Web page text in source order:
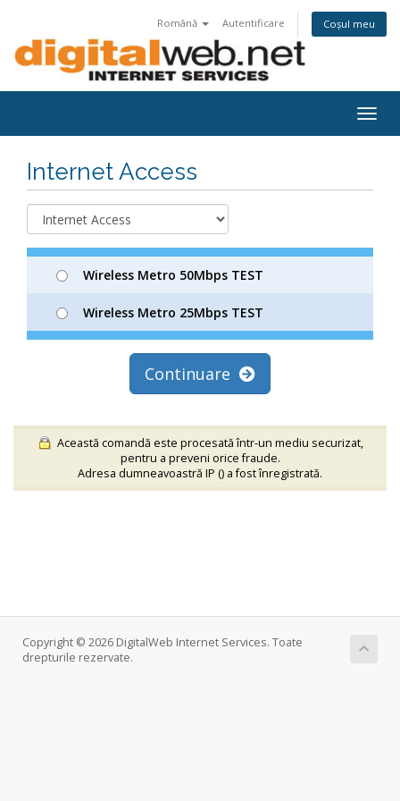
Română Autentificare Coșul meu
Internet Access
Wireless Metro 50Mbps TEST
Wireless Metro 25Mbps TEST
Continuare
Această comandă este procesată într-un mediu securizat,
pentru a preveni orice fraude.
Adresa dumneavoastră IP () a fost înregistrată.
Copyright © 2026 DigitalWeb Internet Services. Toate
drepturile rezervate.